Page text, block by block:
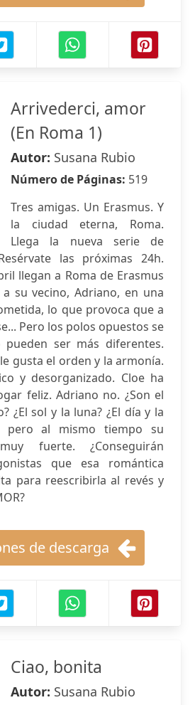
Arrivederci, amor
(En Roma 1)
Autor: Susana Rubio
Número de Páginas: 519
Tres amigas. Un Erasmus. Y
la ciudad eterna, Roma.
Llega la nueva serie de
las próximas 24h.
llegan a Roma de Erasmus
su vecino, Adriano, en una
lo que provoca que a
Pero los polos opuestos se
ser más diferentes.
gusta el orden y la armonía.
y desorganizado. Cloe ha
feliz. Adriano no. ¿Son el
¿El sol y la luna? ¿El día y la
pero al mismo tiempo su
fuerte. ¿Conseguirán
que esa romántica
para reescribirla al revés y
de descarga
Ciao, bonita
Autor: Susana Rubio